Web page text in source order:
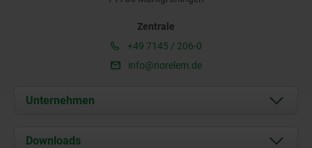
Zentrale
+49 7145 / 206-0
info@norelem.de
Unternehmen
Über uns
Downloads